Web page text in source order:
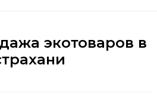
экотоваров в